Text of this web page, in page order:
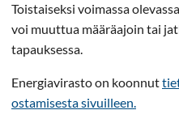
Toistaiseksi voimassa
voi muuttua määräajoin tai
tapauksessa.
Energiavirasto on koonnut
ostamisesta sivuilleen.